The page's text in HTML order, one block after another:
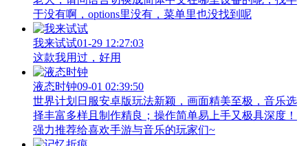
于没有啊，options里没有，菜单里也没找到呢
我来试试01-29 12:27:03
这款我用过，好用
液态时钟09-01 02:39:50
世界计划日服安卓版玩法新颖，画面精美至极，音乐选
择丰富多样且制作精良；操作简单易上手又极具深度！
强力推荐给喜欢手游与音乐的玩家们~